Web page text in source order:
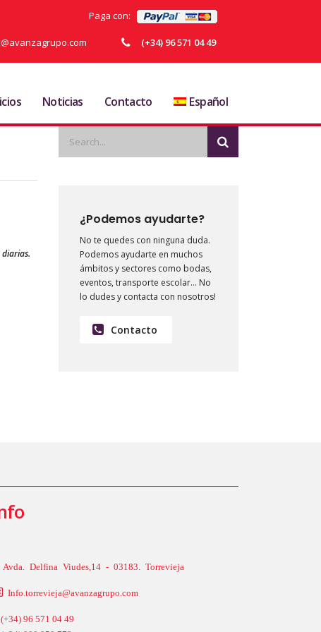
Paga con:
(+34) 96 571 04 49
Noticias Contacto Español
¿Podemos ayudarte?
No te quedes con ninguna duda.
Podemos ayudarte en muchos
ámbitos y sectores como bodas,
eventos, transporte escolar… No
lo dudes y contacta con nosotros!
Contacto
Avda. Delfina Viudes,14 - 03183. Torrevieja
Info.torrevieja@avanzagrupo.com
(+34) 96 571 04 49